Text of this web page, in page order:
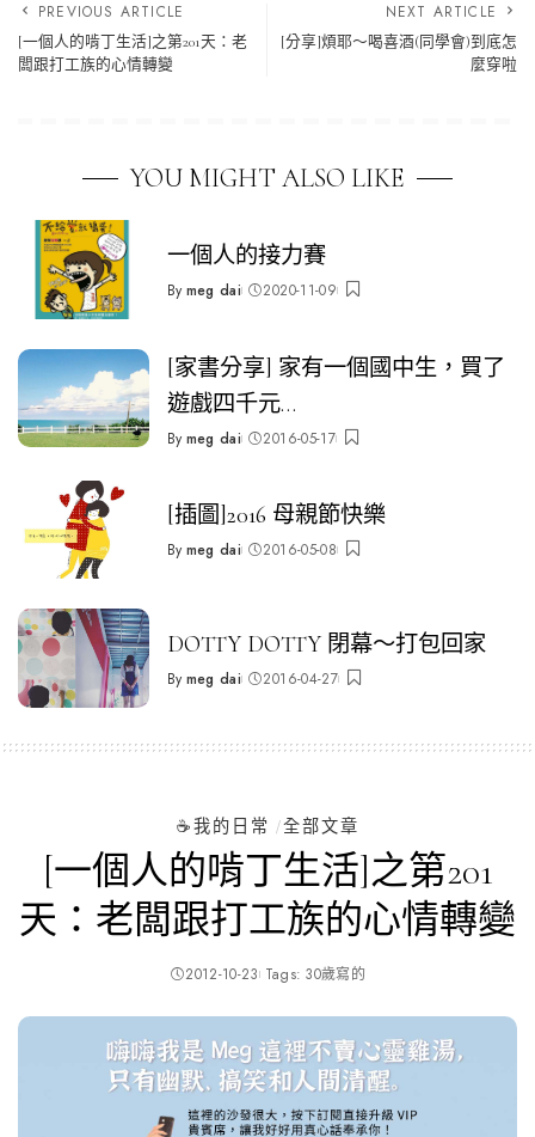
PREVIOUS ARTICLE
[一個人的啃丁生活]之第201天：老
闆跟打工族的心情轉變
NEXT ARTICLE
[分享]煩耶～喝喜酒(同學會)到底怎
麼穿啦
YOU MIGHT ALSO LIKE
一個人的接力賽
Posted
By meg dai 2020-11-09
[家書分享] 家有一個國中生，買了
遊戲四千元…
Posted
By meg dai 2016-05-17
[插圖]2016 母親節快樂
Posted
By meg dai 2016-05-08
DOTTY DOTTY 閉幕～打包回家
Posted
By meg dai 2016-04-27
☕️我的日常 全部文章
[一個人的啃丁生活]之第201
天：老闆跟打工族的心情轉變
2012-10-23 Tags: 30歲寫的